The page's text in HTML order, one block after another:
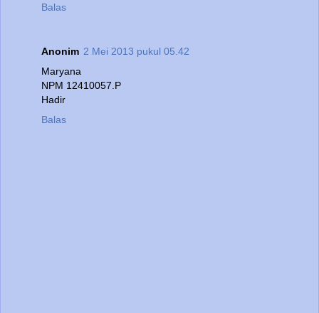
Balas
Anonim 2 Mei 2013 pukul 05.42
Maryana
NPM 12410057.P
Hadir
Balas